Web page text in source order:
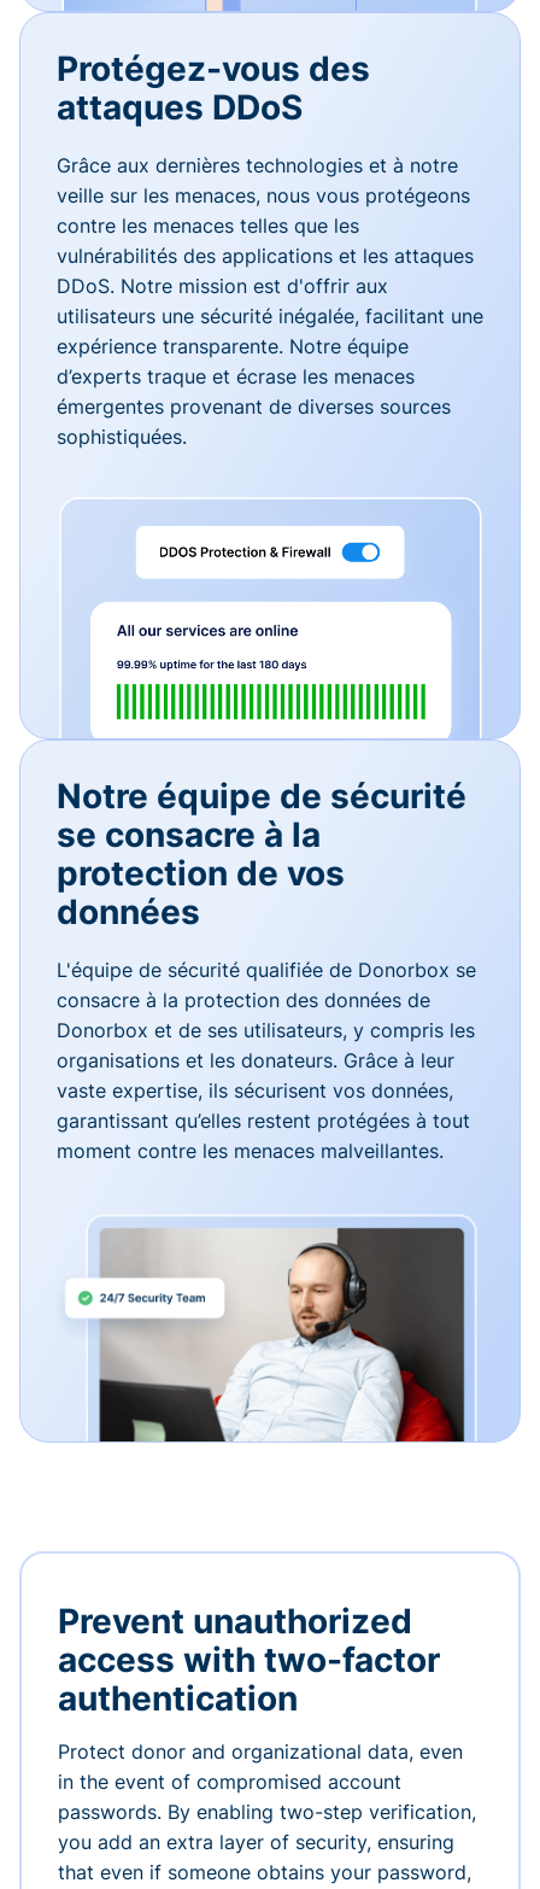
Protégez-vous des
attaques DDoS
Grâce aux dernières technologies et à notre
veille sur les menaces, nous vous protégeons
contre les menaces telles que les
vulnérabilités des applications et les attaques
DDoS. Notre mission est d'offrir aux
utilisateurs une sécurité inégalée, facilitant une
expérience transparente. Notre équipe
d’experts traque et écrase les menaces
émergentes provenant de diverses sources
sophistiquées.
Notre équipe de sécurité
se consacre à la
protection de vos
données
L'équipe de sécurité qualifiée de Donorbox se
consacre à la protection des données de
Donorbox et de ses utilisateurs, y compris les
organisations et les donateurs. Grâce à leur
vaste expertise, ils sécurisent vos données,
garantissant qu’elles restent protégées à tout
moment contre les menaces malveillantes.
Prevent unauthorized
access with two-factor
authentication
Protect donor and organizational data, even
in the event of compromised account
passwords. By enabling two-step verification,
you add an extra layer of security, ensuring
that even if someone obtains your password,